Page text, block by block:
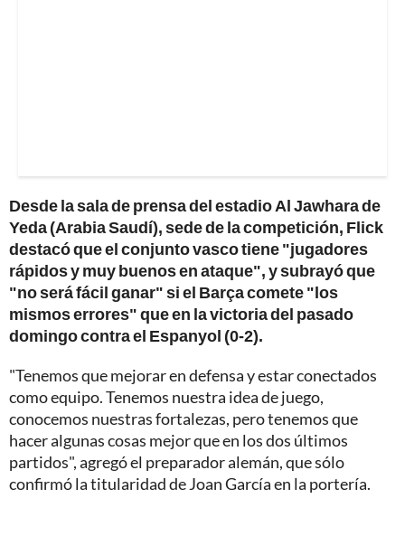
Desde la sala de prensa del estadio Al Jawhara de
Yeda (Arabia Saudí), sede de la competición, Flick
destacó que el conjunto vasco tiene "jugadores
rápidos y muy buenos en ataque", y subrayó que
"no será fácil ganar" si el Barça comete "los
mismos errores" que en la victoria del pasado
domingo contra el Espanyol (0-2).
"Tenemos que mejorar en defensa y estar conectados
como equipo. Tenemos nuestra idea de juego,
conocemos nuestras fortalezas, pero tenemos que
hacer algunas cosas mejor que en los dos últimos
partidos", agregó el preparador alemán, que sólo
confirmó la titularidad de Joan García en la portería.